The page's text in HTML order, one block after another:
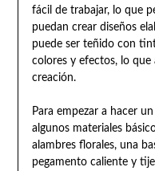
fácil de trabajar, lo que
puedan crear diseños
puede ser teñido con
colores y efectos, lo que
creación.
Para empezar a hacer
algunos materiales
alambres florales, una
pegamento caliente y